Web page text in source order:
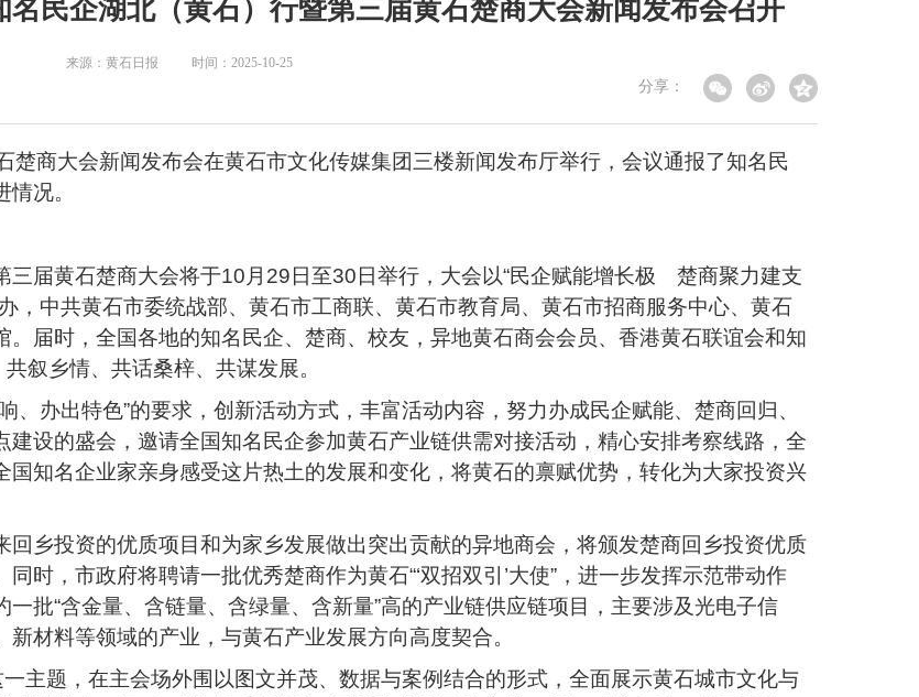
民企湖北（黄石）行暨第三届黄石楚商大会新闻发布会召开
来源：黄石日报 时间：2025-10-25
分享：
楚商大会新闻发布会在黄石市文化传媒集团三楼新闻发布厅举行，会议通报了知名民
况。
三届黄石楚商大会将于10月29日至30日举行，大会以“民企赋能增长极 楚商聚力建支
，中共黄石市委统战部、黄石市工商联、黄石市教育局、黄石市招商服务中心、黄石
届时，全国各地的知名民企、楚商、校友，异地黄石商会会员、香港黄石联谊会和知
叙乡情、共话桑梓、共谋发展。
、办出特色”的要求，创新活动方式，丰富活动内容，努力办成民企赋能、楚商回归、
设的盛会，邀请全国知名民企参加黄石产业链供需对接活动，精心安排考察线路，全
知名企业家亲身感受这片热土的发展和变化，将黄石的禀赋优势，转化为大家投资兴
乡投资的优质项目和为家乡发展做出突出贡献的异地商会，将颁发楚商回乡投资优质
时，市政府将聘请一批优秀楚商作为黄石“‘双招双引’大使”，进一步发挥示范带动作
批“含金量、含链量、含绿量、含新量”高的产业链供应链项目，主要涉及光电子信
材料等领域的产业，与黄石产业发展方向高度契合。
主题，在主会场外围以图文并茂、数据与案例结合的形式，全面展示黄石城市文化与